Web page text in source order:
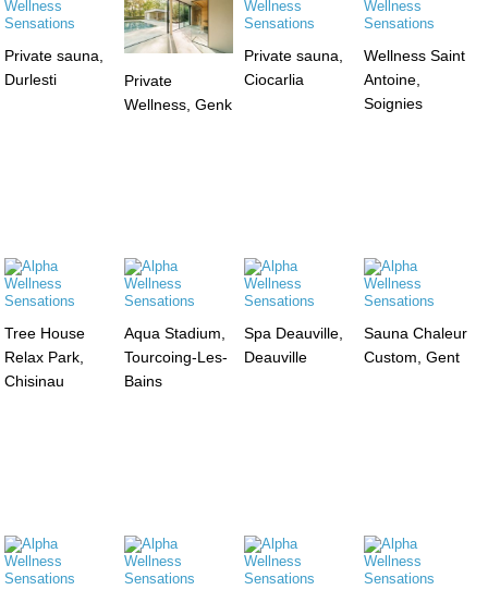
Private sauna,
Durlesti
Private
Wellness, Genk
Private sauna,
Ciocarlia
Wellness Saint
Antoine,
Soignies
Tree House
Relax Park,
Chisinau
Aqua Stadium,
Tourcoing-Les-
Bains
Spa Deauville,
Deauville
Sauna Chaleur
Custom, Gent